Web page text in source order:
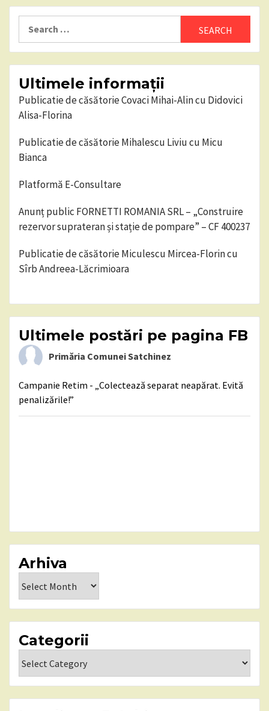
Ultimele informații
Publicatie de căsătorie Covaci Mihai-Alin cu Didovici
Alisa-Florina
Publicatie de căsătorie Mihalescu Liviu cu Micu
Bianca
Platformă E-Consultare
Anunț public FORNETTI ROMANIA SRL – „Construire
rezervor suprateran și stație de pompare” – CF 400237
Publicatie de căsătorie Miculescu Mircea-Florin cu
Sîrb Andreea-Lăcrimioara
Ultimele postări pe pagina FB
Primăria Comunei Satchinez
Campanie Retim - „Colectează separat neapărat. Evită
penalizările!”
Arhiva
Categorii